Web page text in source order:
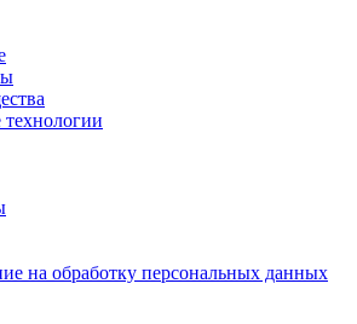
на обработку персональных данных